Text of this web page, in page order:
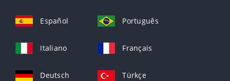
Español Português
Italiano Français
Deutsch Türkçe